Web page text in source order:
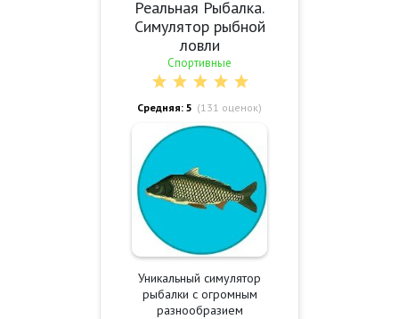
Реальная Рыбалка.
Симулятор рыбной
ловли
Спортивные
Средняя: 5 (131 оценок)
Уникальный симулятор
рыбалки с огромным
разнообразием